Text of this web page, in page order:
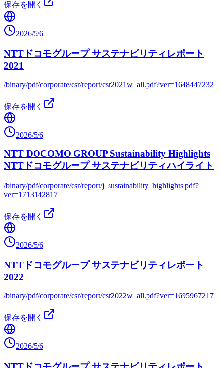
保存を開く
2026/5/6
NTTドコモグループ サステナビリティレポート
2021
/binary/pdf/corporate/csr/report/csr2021w_all.pdf?ver=1648447232
保存を開く
2026/5/6
NTT DOCOMO GROUP Sustainability Highlights
NTTドコモグループ サステナビリティハイライト
/binary/pdf/corporate/csr/report/j_sustainability_highlights.pdf?
ver=1713142817
保存を開く
2026/5/6
NTTドコモグループ サステナビリティレポート
2022
/binary/pdf/corporate/csr/report/csr2022w_all.pdf?ver=1695967217
保存を開く
2026/5/6